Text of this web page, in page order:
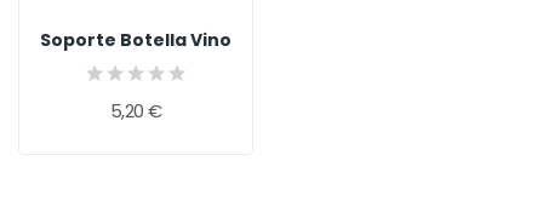
Soporte Botella Vino
5,20 €